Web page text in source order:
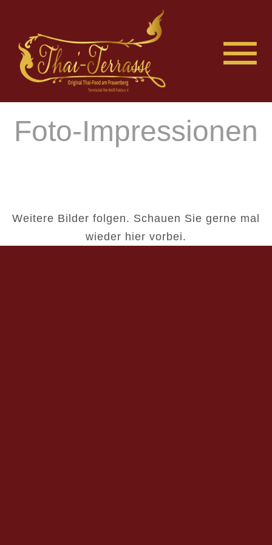
Foto-Impressionen
Weitere Bilder folgen. Schauen Sie gerne mal
wieder hier vorbei.